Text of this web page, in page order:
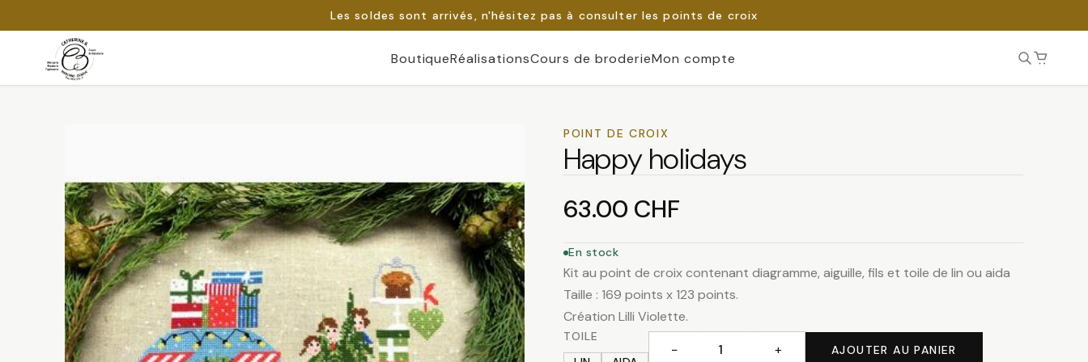
Les soldes sont arrivés, n'hésitez pas à consulter les points de croix
Passer
BoutiqueRéalisationsCours de broderieMon compte
POINT DE CROIX
Happy holidays
63.00 CHF
En stock
Kit au point de croix contenant diagramme, aiguille, fils et toile de lin ou aida
Taille : 169 points x 123 points.
Création Lilli Violette.
TOILE
− + AJOUTER AU PANIER